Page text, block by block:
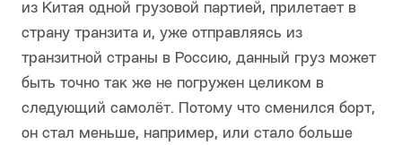
из Китая одной грузовой партией, прилетает в
страну транзита и, уже отправляясь из
транзитной страны в Россию, данный груз может
быть точно так же не погружен целиком в
следующий самолёт. Потому что сменился борт,
он стал меньше, например, или стало больше